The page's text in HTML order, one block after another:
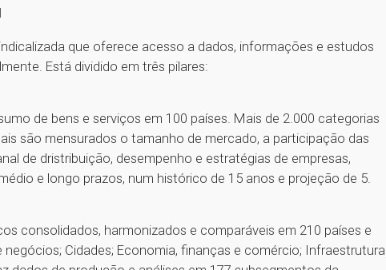
que oferece acesso a dados, informações e estudos
Está dividido em três pilares:
de bens e serviços em 100 países. Mais de 2.000 categorias
são mensurados o tamanho de mercado, a participação das
de dristribuição, desempenho e estratégias de empresas,
e longo prazos, num histórico de 15 anos e projeção de 5.
consolidados, harmonizados e comparáveis em 210 países e
Cidades; Economia, finanças e comércio; Infraestrutura